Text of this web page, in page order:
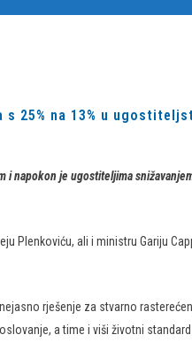
s 25% na 13% u
napokon je ugostiteljima
Plenkoviću, ali i ministru Gariju
rješenje za stvarno
a time i viši životni